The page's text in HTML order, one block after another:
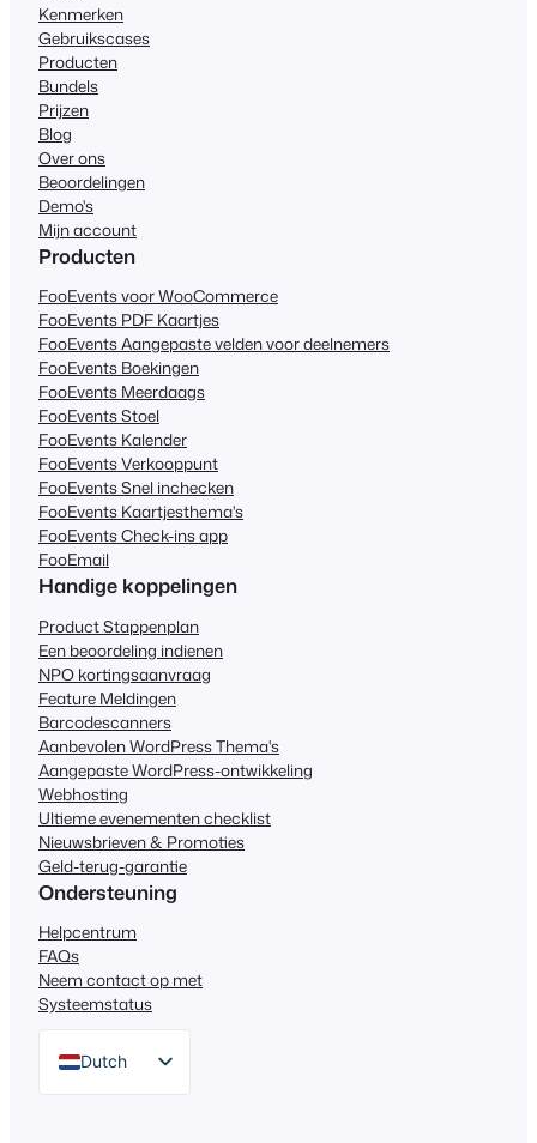
Kenmerken
Gebruikscases
Producten
Bundels
Prijzen
Blog
Over ons
Beoordelingen
Demo's
Mijn account
Producten
FooEvents voor WooCommerce
FooEvents PDF Kaartjes
FooEvents Aangepaste velden voor deelnemers
FooEvents Boekingen
FooEvents Meerdaags
FooEvents Stoel
FooEvents Kalender
FooEvents Verkooppunt
FooEvents Snel inchecken
FooEvents Kaartjesthema's
FooEvents Check-ins app
FooEmail
Handige koppelingen
Product Stappenplan
Een beoordeling indienen
NPO kortingsaanvraag
Feature Meldingen
Barcodescanners
Aanbevolen WordPress Thema's
Aangepaste WordPress-ontwikkeling
Webhosting
Ultieme evenementen checklist
Nieuwsbrieven & Promoties
Geld-terug-garantie
Ondersteuning
Helpcentrum
FAQs
Neem contact op met
Systeemstatus
Dutch